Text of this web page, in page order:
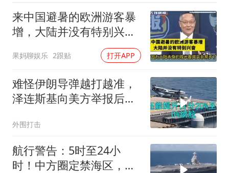
来中国避暑的欧洲游客暴
增，大陆并没有特别兴
果妈聊娱乐 2跟贴 打开APP
难怪伊朗导弹越打越准，
泽连斯基向美方举报后，
外围打击
航行警告：5时至24小
时！中方圈定禁海区，美